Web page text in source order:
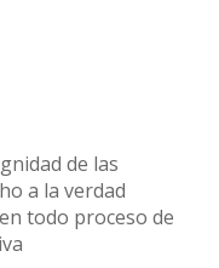
de las
a la verdad
todo proceso de